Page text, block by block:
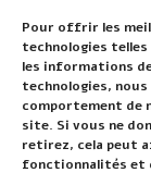
Pour offrir les
technologies
les informations
technologies,
comportement de
site. Si vous ne
retirez, cela peut
fonctionnalités et
Pour visiter la
prendre la rue
prendre à
déboucher
dans un virage
Adresse :